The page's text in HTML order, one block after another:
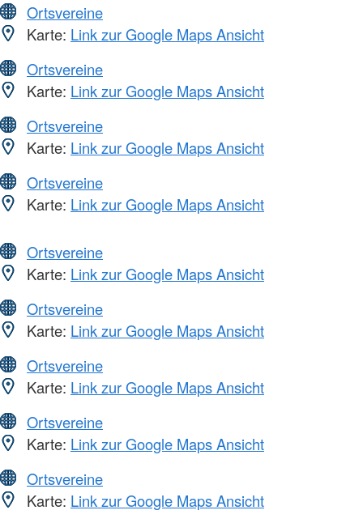
Ortsvereine
Karte: Link zur Google Maps Ansicht
Ortsvereine
Karte: Link zur Google Maps Ansicht
Ortsvereine
Karte: Link zur Google Maps Ansicht
Ortsvereine
Karte: Link zur Google Maps Ansicht
Ortsvereine
Karte: Link zur Google Maps Ansicht
Ortsvereine
Karte: Link zur Google Maps Ansicht
Ortsvereine
Karte: Link zur Google Maps Ansicht
Ortsvereine
Karte: Link zur Google Maps Ansicht
Ortsvereine
Karte: Link zur Google Maps Ansicht